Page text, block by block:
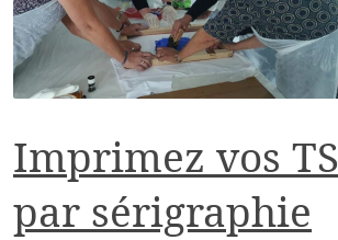
Imprimez vos TS
par sérigraphie